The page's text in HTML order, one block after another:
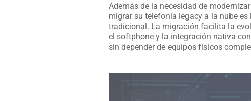
Además de la necesidad de
migrar su telefonía legacy a la nube
tradicional. La migración facilita la
el softphone y la integración nativa
sin depender de equipos físicos